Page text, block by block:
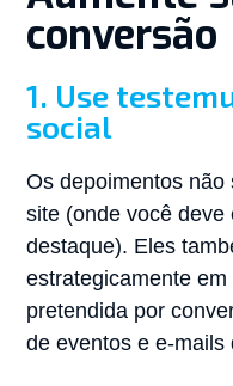
conversão
1. Use
social
Os depoimentos não
site (onde você
destaque). Eles
estrategicamente
pretendida por
de eventos e e-mails